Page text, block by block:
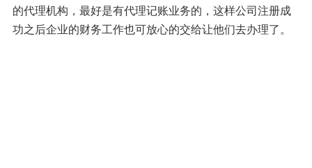
的代理机构，最好是有代理记账业务的，这样公司注册成
功之后企业的财务工作也可放心的交给让他们去办理了。